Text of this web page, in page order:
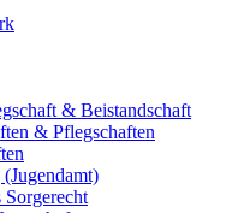
& Beistandschaft
& Pflegschaften
Sorgerecht